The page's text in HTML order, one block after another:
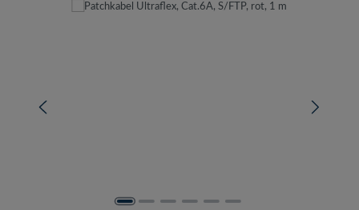
Bildergalerie überspringen